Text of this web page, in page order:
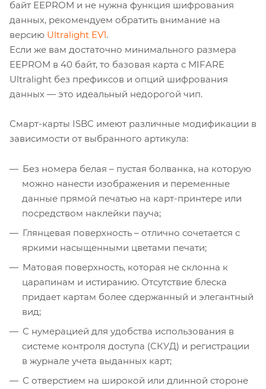
байт EEPROM и не нужна функция шифрования
данных, рекомендуем обратить внимание на
версию Ultralight EV1.
Если же вам достаточно минимального размера
EEPROM в 40 байт, то базовая карта с MIFARE
Ultralight без префиксов и опций шифрования
данных — это идеальный недорогой чип.
Смарт-карты ISBC имеют различные модификации в
зависимости от выбранного артикула:
Без номера белая – пустая болванка, на которую
можно нанести изображения и переменные
данные прямой печатью на карт-принтере или
посредством наклейки пауча;
Глянцевая поверхность – отлично сочетается с
яркими насыщенными цветами печати;
Матовая поверхность, которая не склонна к
царапинам и истиранию. Отсутствие блеска
придает картам более сдержанный и элегантный
вид;
С нумерацией для удобства использования в
системе контроля доступа (СКУД) и регистрации
в журнале учета выданных карт;
С отверстием на широкой или длинной стороне